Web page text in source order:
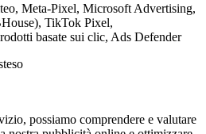
Meta-Pixel, Microsoft Advertising,
TikTok Pixel,
basate sui clic, Ads Defender
possiamo comprendere e valutare